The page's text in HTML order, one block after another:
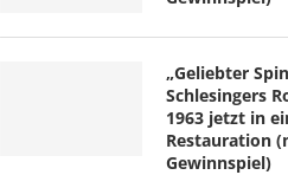
„Geliebter
Schlesingers
1963 jetzt in
Restauration
Gewinnspiel)